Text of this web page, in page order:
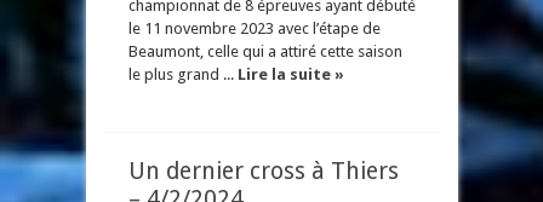
championnat de 8 épreuves ayant débuté
le 11 novembre 2023 avec l’étape de
Beaumont, celle qui a attiré cette saison
le plus grand ... Lire la suite »
Un dernier cross à Thiers